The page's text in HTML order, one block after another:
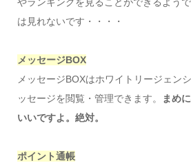
は見れないです・・・・
メッセージBOX
メッセージBOXはホワイトリージェン
ッセージを閲覧・管理できます。
まめ
いいですよ。絶対。
ポイント通帳